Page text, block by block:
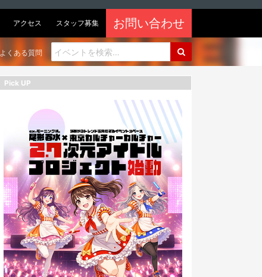
アクセス スタッフ募集 お問い合わせ
よくある質問
Pick UP